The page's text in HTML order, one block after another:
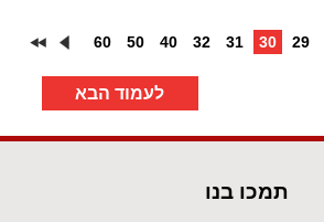
29
30
31
32
40
50
60
לעמוד הבא
תמכו בנו